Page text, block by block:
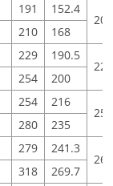
191 152.4
203
210 168
229 190.5
229
254 200
254 216
254
280 235
279 241.3
267
318 269.7